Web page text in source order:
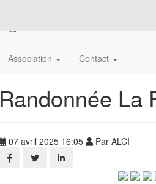
Culture
Ateliers
Association Contact
Randonnée La
07 avril 2025 16:05 Par ALCI